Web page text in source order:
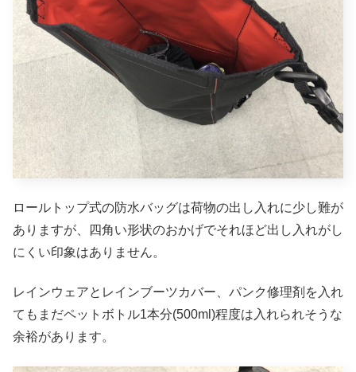
ロールトップ式の防水バッグは荷物の出し入れに少し難が
ありますが、四角い形状のおかげでそれほど出し入れがし
にくい印象はありません。
レインウェアとレインブーツカバー、パンク修理剤を入れ
てもまだペットボトル1本分(500ml)程度は入れられそうな
余裕があります。